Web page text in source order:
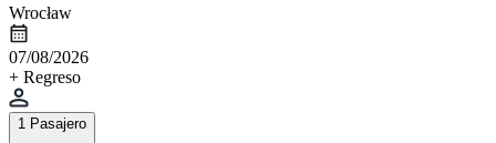
Wrocław
07/08/2026
+ Regreso
1 Pasajero